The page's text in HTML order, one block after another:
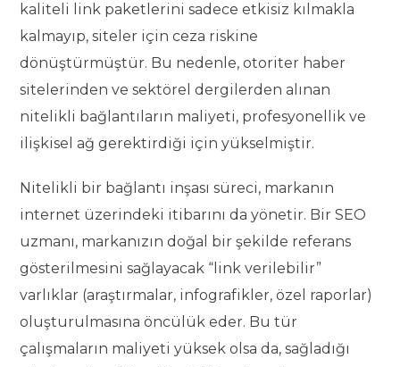
kaliteli link paketlerini sadece etkisiz kılmakla
kalmayıp, siteler için ceza riskine
dönüştürmüştür. Bu nedenle, otoriter haber
sitelerinden ve sektörel dergilerden alınan
nitelikli bağlantıların maliyeti, profesyonellik ve
ilişkisel ağ gerektirdiği için yükselmiştir.
Nitelikli bir bağlantı inşası süreci, markanın
internet üzerindeki itibarını da yönetir. Bir SEO
uzmanı, markanızın doğal bir şekilde referans
gösterilmesini sağlayacak “link verilebilir”
varlıklar (araştırmalar, infografikler, özel raporlar)
oluşturulmasına öncülük eder. Bu tür
çalışmaların maliyeti yüksek olsa da, sağladığı